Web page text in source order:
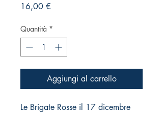
16,00 €
Quantità *
Aggiungi al carrello
Le Brigate Rosse il 17 dicembre